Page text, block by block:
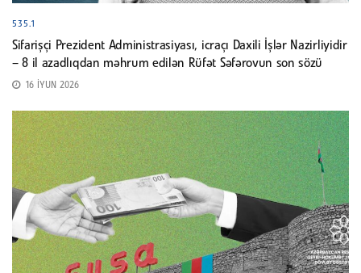
535.1
Sifarişçi Prezident Administrasiyası, icraçı Daxili İşlər Nazirliyidir
– 8 il azadlıqdan məhrum edilən Rüfət Səfərovun son sözü
16 İYUN 2026